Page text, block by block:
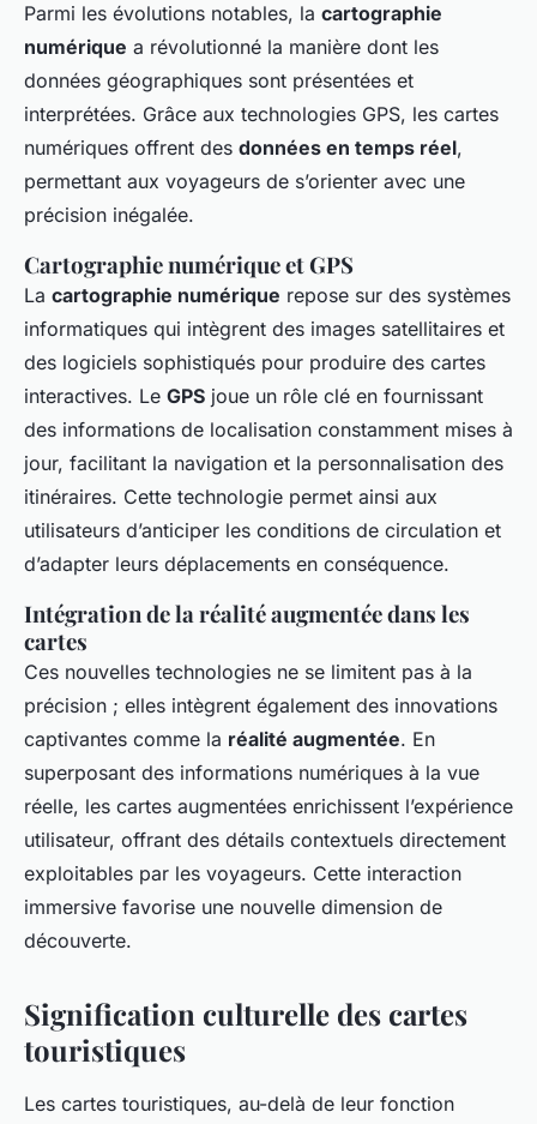
Parmi les évolutions notables, la cartographie
numérique a révolutionné la manière dont les
données géographiques sont présentées et
interprétées. Grâce aux technologies GPS, les cartes
numériques offrent des données en temps réel,
permettant aux voyageurs de s’orienter avec une
précision inégalée.
Cartographie numérique et GPS
La cartographie numérique repose sur des systèmes
informatiques qui intègrent des images satellitaires et
des logiciels sophistiqués pour produire des cartes
interactives. Le GPS joue un rôle clé en fournissant
des informations de localisation constamment mises à
jour, facilitant la navigation et la personnalisation des
itinéraires. Cette technologie permet ainsi aux
utilisateurs d’anticiper les conditions de circulation et
d’adapter leurs déplacements en conséquence.
Intégration de la réalité augmentée dans les
cartes
Ces nouvelles technologies ne se limitent pas à la
précision ; elles intègrent également des innovations
captivantes comme la réalité augmentée. En
superposant des informations numériques à la vue
réelle, les cartes augmentées enrichissent l’expérience
utilisateur, offrant des détails contextuels directement
exploitables par les voyageurs. Cette interaction
immersive favorise une nouvelle dimension de
découverte.
Signification culturelle des cartes
touristiques
Les cartes touristiques, au-delà de leur fonction